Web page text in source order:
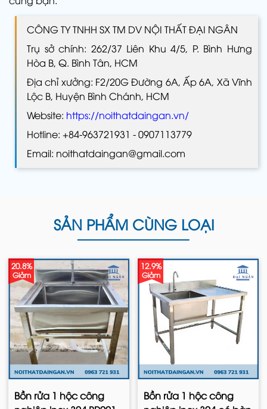
CÔNG TY TNHH SX TM DV NỘI THẤT ĐẠI NGÂN
Trụ sở chính: 262/37 Liên Khu 4/5, P. Bình Hưng
Hòa B, Q. Bình Tân, HCM
Địa chỉ xưởng: F2/20G Đường 6A, Ấp 6A, Xã Vĩnh
Lộc B, Huyện Bình Chánh, HCM
Website: https://noithatdaingan.vn/
Hotline: +84-963721931 - 0907113779
Email: noithatdaingan@gmail.com
SẢN PHẨM CÙNG LOẠI
20.8%
Giảm
Bồn rửa 1 hộc công
12.9%
Giảm
Bồn rửa 1 hộc công